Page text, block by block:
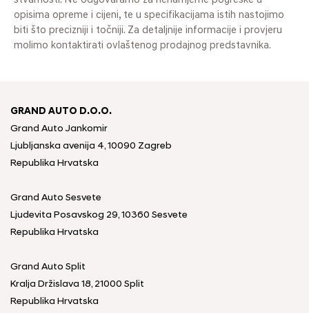
opisima opreme i cijeni, te u specifikacijama istih nastojimo
biti što precizniji i točniji. Za detaljnije informacije i provjeru
molimo kontaktirati ovlaštenog prodajnog predstavnika.
GRAND AUTO D.O.O.
Grand Auto Jankomir
Ljubljanska avenija 4, 10090 Zagreb
Republika Hrvatska
Grand Auto Sesvete
Ljudevita Posavskog 29, 10360 Sesvete
Republika Hrvatska
Grand Auto Split
Kralja Držislava 18, 21000 Split
Republika Hrvatska